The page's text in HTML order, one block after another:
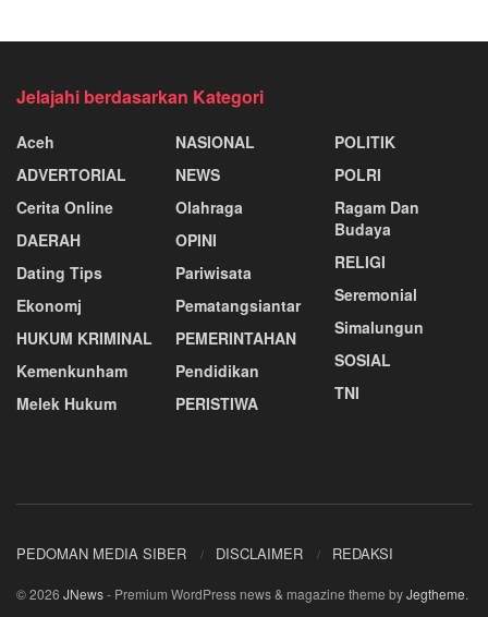
Jelajahi berdasarkan Kategori
Aceh
ADVERTORIAL
Cerita Online
DAERAH
Dating Tips
Ekonomj
HUKUM KRIMINAL
Kemenkunham
Melek Hukum
NASIONAL
NEWS
Olahraga
OPINI
Pariwisata
Pematangsiantar
PEMERINTAHAN
Pendidikan
PERISTIWA
POLITIK
POLRI
Ragam Dan
Budaya
RELIGI
Seremonial
Simalungun
SOSIAL
TNI
PEDOMAN MEDIA SIBER DISCLAIMER REDAKSI
© 2026 JNews- Premium WordPress news & magazine theme byJegtheme.